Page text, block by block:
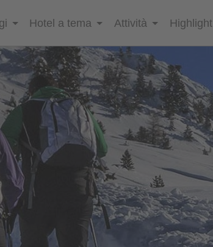
Hotel a tema Attività Highlight